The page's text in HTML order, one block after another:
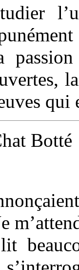
qui
Botté